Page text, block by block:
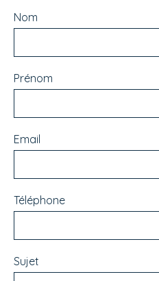
Nom
Prénom
Email
Téléphone
Sujet